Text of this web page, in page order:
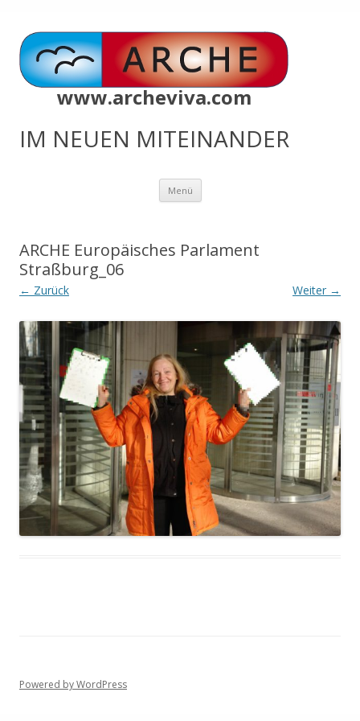
www.archeviva.com
IM NEUEN MITEINANDER
Menü Zum
springen
ARCHE Europäisches Parlament
Straßburg_06
← Zurück Weiter →
Powered by WordPress